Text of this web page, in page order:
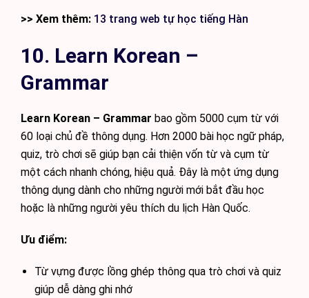
>> Xem thêm: 13 trang web tự học tiếng Hàn
10. Learn Korean –
Grammar
Learn Korean – Grammar bao gồm 5000 cụm từ với
60 loại chủ đề thông dụng. Hơn 2000 bài học ngữ pháp,
quiz, trò chơi sẽ giúp bạn cải thiện vốn từ và cụm từ
một cách nhanh chóng, hiệu quả. Đây là một ứng dụng
thông dụng dành cho những người mới bắt đầu học
hoặc là những người yêu thích du lịch Hàn Quốc.
Ưu điểm:
Từ vựng được lồng ghép thông qua trò chơi và quiz
giúp dễ dàng ghi nhớ